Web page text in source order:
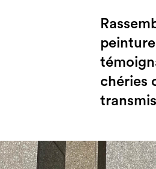
chéries